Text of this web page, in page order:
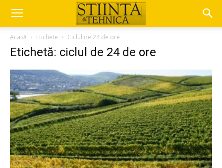
Acasă Etichete Ciclul de 24 de ore
Etichetă: ciclul de 24 de ore